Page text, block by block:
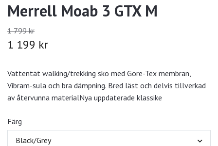
Merrell Moab 3 GTX M
1 799 kr
1 199 kr
Vattentät walking/trekking sko med Gore-Tex membran,
Vibram-sula och bra dämpning. Bred läst och delvis tillverkad
av återvunna materialNya uppdaterade klassike
Färg
Black/Grey